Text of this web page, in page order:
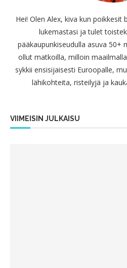
Hei! Olen Alex, kiva kun
lukemastasi ja tulet
pääkaupunkiseudulla asuva 50+
ollut matkoilla, milloin
sykkii ensisijaisesti Euroopalle,
lähikohteita, risteilyjä ja
VIIMEISIN JULKAISU